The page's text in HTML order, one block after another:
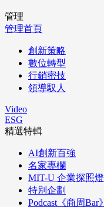
管理
管理首頁
創新策略
數位轉型
行銷密技
領導馭人
Video
ESG
精選特輯
AI創新百強
名家專欄
MIT-U 企業探照燈
特別企劃
Podcast《商周Bar》